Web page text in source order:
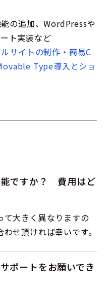
の追加、WordPressや
ト実装など
サイトの制作・簡易C
Type導入とショ
能ですか？ 費用はど
て大きく異なりますの
せ頂ければ幸いです。
ポートをお願いでき